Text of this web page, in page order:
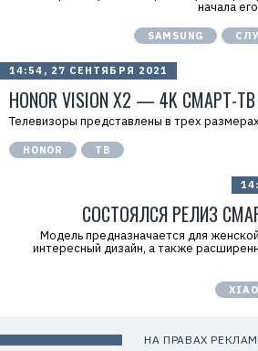
начала
SAMSUNG
14:54, 27 СЕНТЯБРЯ 2021
HONOR VISION X2 — 4K СМАРТ-
Телевизоры представлены в трех
HONOR ТВ
СОСТОЯЛСЯ РЕЛИЗ
Модель предназначается для
интересный дизайн, а также
НА ПРАВАХ